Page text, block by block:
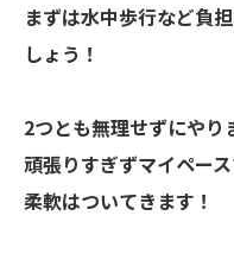
まずは水中歩行など負
しょう！
2つとも無理せずにやり
頑張りすぎずマイペー
柔軟はついてきます！